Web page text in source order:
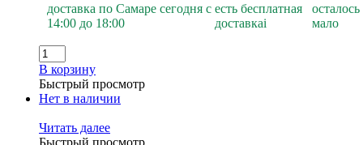
доставка по Самаре сегодня с
14:00 до 18:00
есть бесплатная
доставкаi
осталось
мало
В корзину
Быстрый просмотр
Нет в наличии
Читать далее
Быстрый просмотр